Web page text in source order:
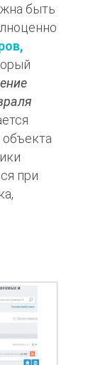
быть
при